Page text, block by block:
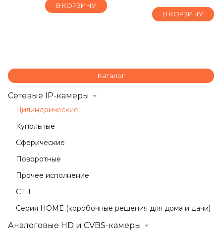
В КОРЗИНУ
В КОРЗИНУ
Каталог
Сетевые IP-камеры
Цилиндрические
Купольные
Сферические
Поворотные
Прочее исполнение
СТ-1
Серия HOME (коробочные решения для дома и дачи)
Аналоговые HD и CVBS-камеры